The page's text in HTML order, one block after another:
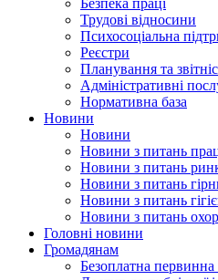
Безпека праці
Трудові відносини
Психосоціальна
Реєстри
Планування та
Адміністративні
Нормативна база
Новини
Новини
Новини з питань
Новини з питань
Новини з питань
Новини з питань
Новини з питань
Головні новини
Громадянам
Безоплатна